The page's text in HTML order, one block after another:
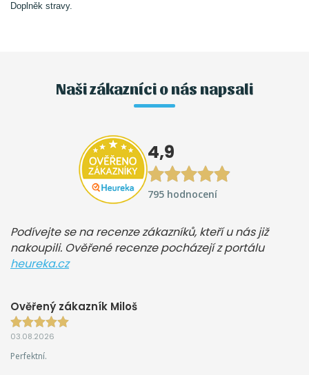
Doplněk stravy.
Naši zákazníci o nás napsali
4,9
795 hodnocení
Podívejte se na recenze zákazníků, kteří u nás již
nakoupili. Ověřené recenze pocházejí z portálu
heureka.cz
Ověřený zákazník Miloš
03.08.2026
Perfektní.